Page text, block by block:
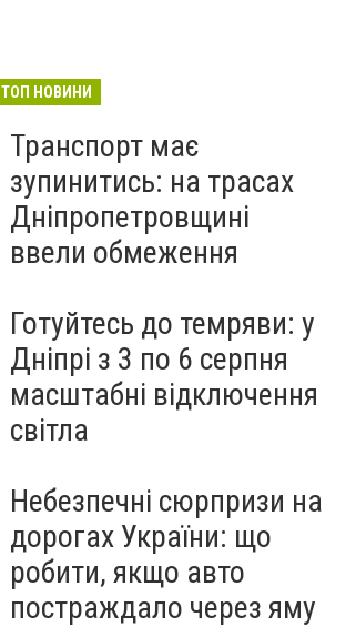
ТОП НОВИНИ
Транспорт має
зупинитись: на трасах
Дніпропетровщині
ввели обмеження
Готуйтесь до темряви: у
Дніпрі з 3 по 6 серпня
масштабні відключення
світла
Небезпечні сюрпризи на
дорогах України: що
робити, якщо авто
постраждало через яму